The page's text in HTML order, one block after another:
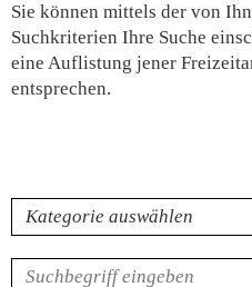
Sie können mittels der von
Suchkriterien Ihre Suche
eine Auflistung jener
entsprechen.
Kategorie
Volltextsuche